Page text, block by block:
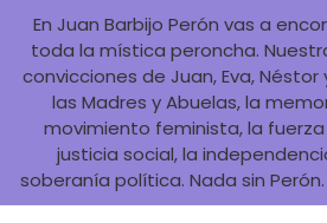
En Juan Barbijo Perón vas a
toda la mística peroncha.
convicciones de Juan, Eva,
las Madres y Abuelas, la
movimiento feminista, la
justicia social, la
soberanía política. Nada sin